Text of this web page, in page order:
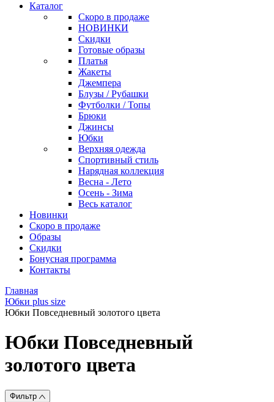
Каталог
Скоро в продаже
НОВИНКИ
Скидки
Готовые образы
Платья
Жакеты
Джемпера
Блузы / Рубашки
Футболки / Топы
Брюки
Джинсы
Юбки
Верхняя одежда
Спортивный стиль
Нарядная коллекция
Весна - Лето
Осень - Зима
Весь каталог
Новинки
Скоро в продаже
Образы
Скидки
Бонусная программа
Контакты
Главная
Юбки plus size
Юбки Повседневный золотого цвета
Юбки Повседневный
золотого цвета
Фильтр